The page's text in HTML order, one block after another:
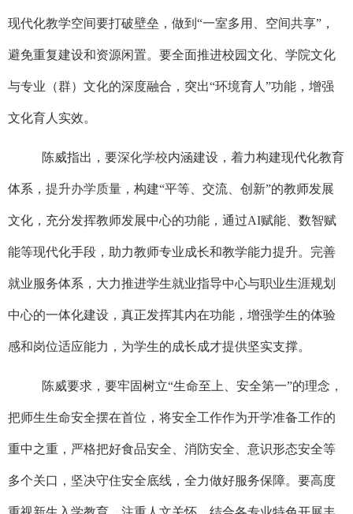
现代化教学空间要打破壁垒，做到 “一室多用、空间共享” ，
避免重复建设和资源闲置。 要全面推进校园文化、学院文化
与专业 （群） 文化的深度融合，突出“环境育人 ”功能 ， 增强
文化育人实效。
陈威指出，要深化学校内涵建设，着力构建现代化教育
体系 ， 提升办学质量 ， 构建“平等、交流、创新”的教师发展
文化，充分发挥教师发展中心的功能，通过AI赋能、数智赋
能等现代化手段，助力教师专业成长和教学能力提升。完善
就业服务体系 ， 大力推进学生就业指导中心与职业生涯规划
中心的一体化建设，真正发挥其内在功能，增强学生的体验
感和岗位适应能力 ， 为学生的成长成才提供坚实支撑。
陈威要求 ， 要牢固树立“生命至上、 安全第一”的理念，
把师生生命安全摆在首位 ， 将安全工作作为开学准备工作的
重中之重 ， 严格把好食品安全、消防安全 意识形态安全等
多个关口，坚决守住安全底线 ， 全力做好服务保障。要高度